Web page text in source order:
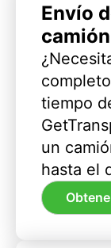
Envío
tiempo
un
hasta el